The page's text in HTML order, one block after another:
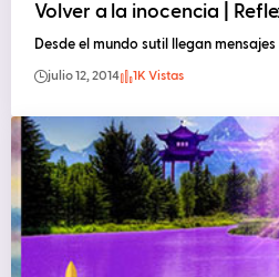
Volver a la inocencia |
Desde el mundo sutil llegan
julio 12, 2014 1K Vistas